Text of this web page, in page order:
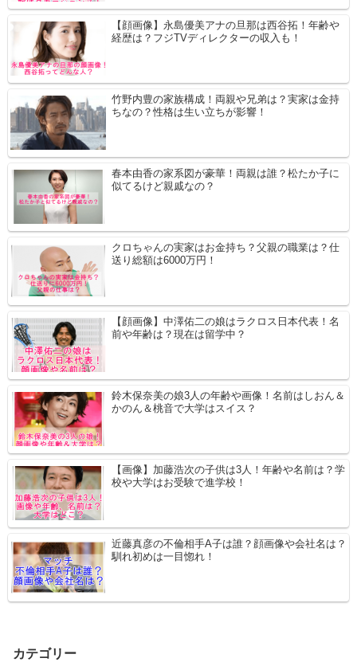
【顔画像】永島優美アナの旦那は西谷拓！年齢や
経歴は？フジTVディレクターの収入も！
竹野内豊の家族構成！両親や兄弟は？実家は金持
ちなの？性格は生い立ちが影響！
春本由香の家系図が豪華！両親は誰？松たか子に
似てるけど親戚なの？
クロちゃんの実家はお金持ち？父親の職業は？仕
送り総額は6000万円！
【顔画像】中澤佑二の娘はラクロス日本代表！名
前や年齢は？現在は留学中？
鈴木保奈美の娘3人の年齢や画像！名前はしおん＆
かのん＆桃音で大学はスイス？
【画像】加藤浩次の子供は3人！年齢や名前は？学
校や大学はお受験で進学校！
近藤真彦の不倫相手A子は誰？顔画像や会社名は？
馴れ初めは一目惚れ！
カテゴリー